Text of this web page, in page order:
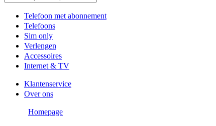
Telefoon met abonnement
Telefoons
Sim only
Verlengen
Accessoires
Internet & TV
Klantenservice
Over ons
Homepage